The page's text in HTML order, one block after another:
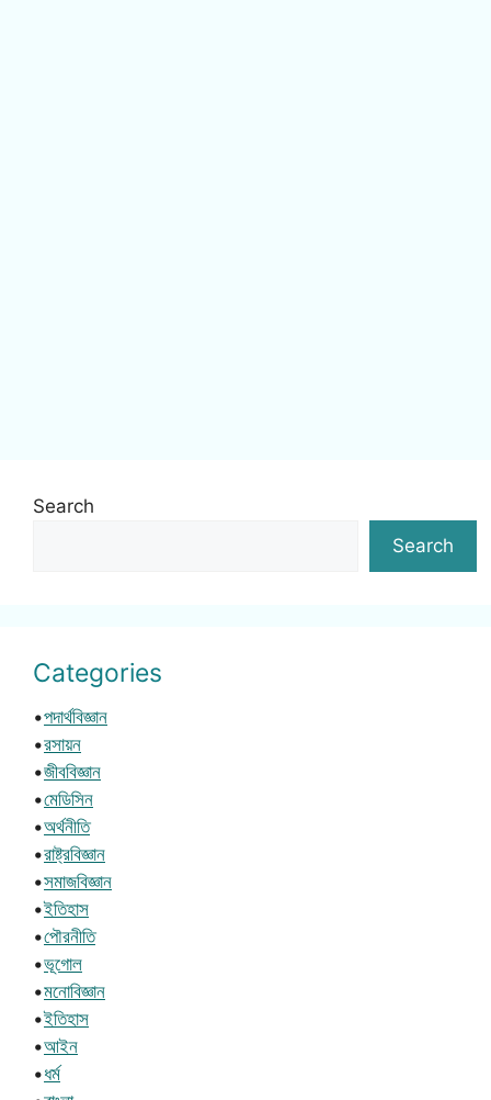
Search
Search
Categories
•পদার্থবিজ্ঞান
•রসায়ন
•জীববিজ্ঞান
•মেডিসিন
•অর্থনীতি
•রাষ্ট্রবিজ্ঞান
•সমাজবিজ্ঞান
•ইতিহাস
•পৌরনীতি
•ভূগোল
•মনোবিজ্ঞান
•ইতিহাস
•আইন
•ধর্ম